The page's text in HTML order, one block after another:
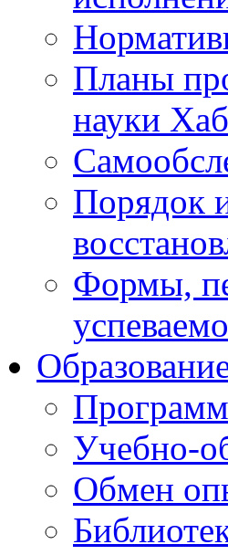
Планы
науки
Порядок
Формы,
Учебно-
Обмен